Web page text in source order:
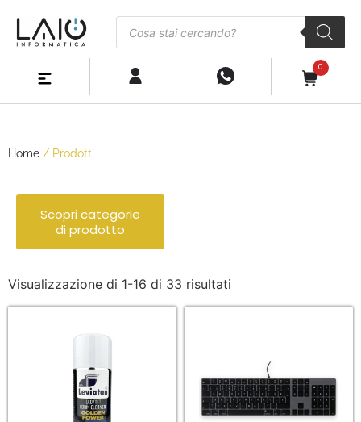
0
Home / Prodotti
Scopri categorie
di prodotto
Visualizzazione di 1-16 di 33 risultati